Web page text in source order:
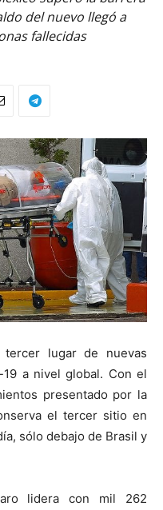
del nuevo llegó a
fallecidas
lugar de nuevas
a nivel global. Con el
presentado por la
el tercer sitio en
sólo debajo de Brasil y
lidera con mil 262